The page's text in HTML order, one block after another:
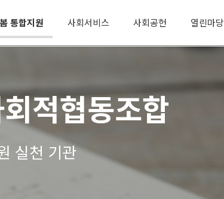
통합지원 사회서비스 사회공헌 열린마당
적협동조합
실천 기관